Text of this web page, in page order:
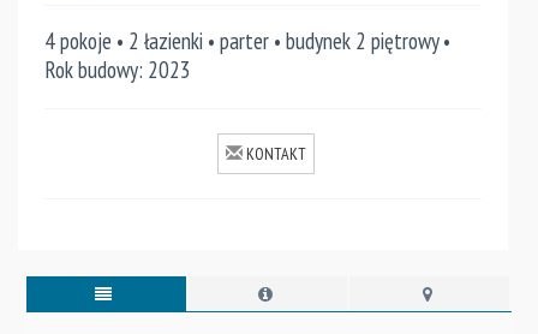
4 pokoje • 2 łazienki • parter • budynek 2 piętrowy •
Rok budowy: 2023
KONTAKT